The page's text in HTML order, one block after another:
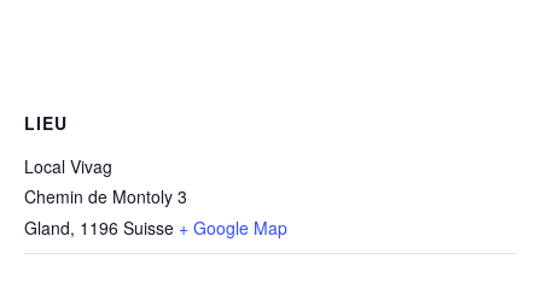
LIEU
Local Vivag
Chemin de Montoly 3
Gland, 1196 Suisse + Google Map